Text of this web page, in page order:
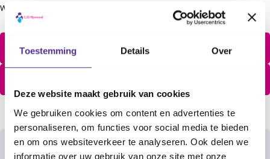
Toestemming Details Over
Deze website maakt gebruik van cookies
We gebruiken cookies om content en advertenties te
personaliseren, om functies voor social media te bieden
en om ons websiteverkeer te analyseren. Ook delen we
informatie over uw gebruik van onze site met onze
wordt meegenomen in het jaar 2025.
Download de financiële verantwoording 2025
Jaarverslag archief